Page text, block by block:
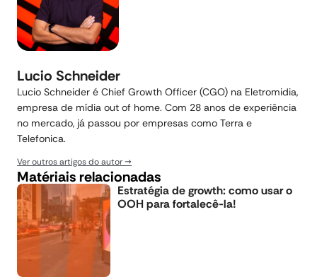
Lucio Schneider
Lucio Schneider é Chief Growth Officer (CGO) na Eletromidia,
empresa de mídia out of home. Com 28 anos de experiência
no mercado, já passou por empresas como Terra e
Telefonica.
Ver outros artigos do autor
Matériais relacionadas
Estratégia de growth: como usar o
OOH para fortalecê-la!